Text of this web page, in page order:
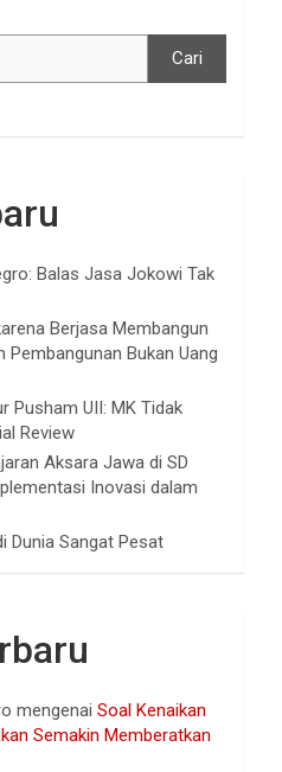
Cari
Balas Jasa Jokowi Tak
Berjasa Membangun
Pembangunan Bukan Uang
Pusham UII: MK Tidak
Review
Aksara Jawa di SD
Inovasi dalam
Dunia Sangat Pesat
mengenaiSoal Kenaikan
Semakin Memberatkan